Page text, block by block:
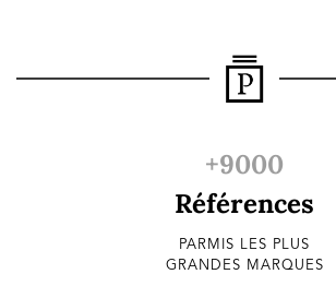
+9000
Références
PARMIS LES PLUS
GRANDES MARQUES